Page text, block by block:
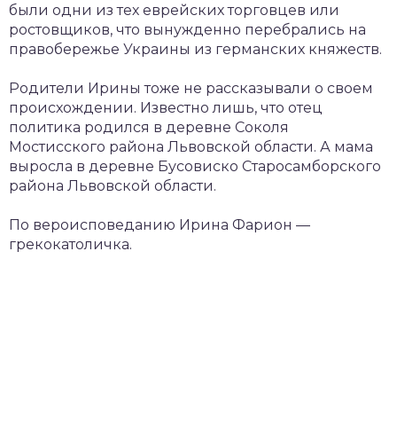
были одни из тех еврейских торговцев или
ростовщиков, что вынужденно перебрались на
правобережье Украины из германских княжеств.
Родители Ирины тоже не рассказывали о своем
происхождении. Известно лишь, что отец
политика родился в деревне Соколя
Мостисского района Львовской области. А мама
выросла в деревне Бусовиско Старосамборского
района Львовской области.
По вероисповеданию Ирина Фарион —
грекокатоличка.